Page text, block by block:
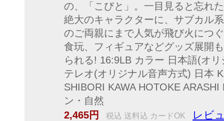
の、「こびと」。一目見ると忘れ
絶大のキャラクターに、サブカル
のご両親にまで人気が飛び火につ
食玩、フィギュアなどグッズ展開
られる! 16:9LB カラー 日本語(オ
テレオ(オリジナル音声方式) 日本
SHIBORI KAWA HOTOKE
ン・自然
2,465円
税込 送料込 カードOK レビ